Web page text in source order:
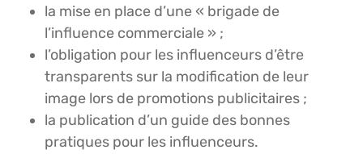
la mise en place d’une « brigade de
l’influence commerciale » ;
l’obligation pour les influenceurs d’être
transparents sur la modification de leur
image lors de promotions publicitaires ;
la publication d’un guide des bonnes
pratiques pour les influenceurs.